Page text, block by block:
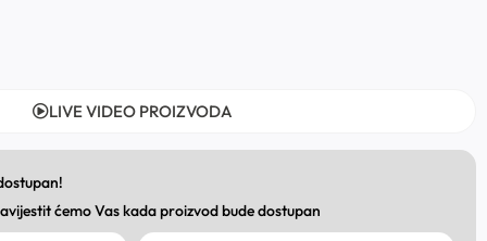
LIVE VIDEO PROIZVODA
ćemo Vas kada proizvod bude dostupan